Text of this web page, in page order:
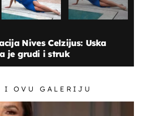
Nives Celzijus: Uska
je grudi i struk
I OVU GALERIJU